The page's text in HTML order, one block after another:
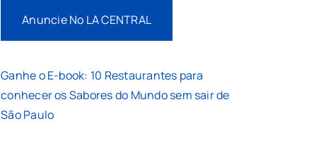
Anuncie No LA CENTRAL
Ganhe o E-book: 10 Restaurantes para
conhecer os Sabores do Mundo sem sair de
São Paulo